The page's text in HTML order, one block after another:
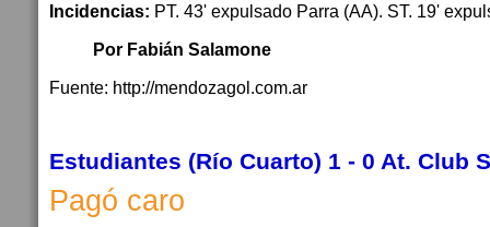
Incidencias: PT. 43' expulsado Parra (AA). ST. 19'
Por Fabián Salamone
Fuente: http://mendozagol.com.ar
Estudiantes (Río Cuarto) 1 - 0 At. Club
Pagó caro